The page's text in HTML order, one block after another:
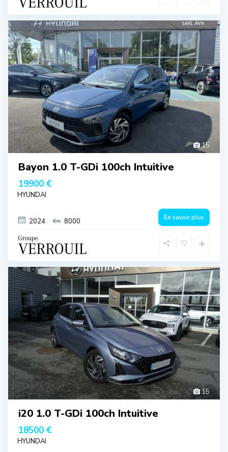
15
Bayon 1.0 T-GDi 100ch Intuitive
19900 €
HYUNDAI
2024 8000 En savoir plus
15
i20 1.0 T-GDi 100ch Intuitive
18500 €
HYUNDAI